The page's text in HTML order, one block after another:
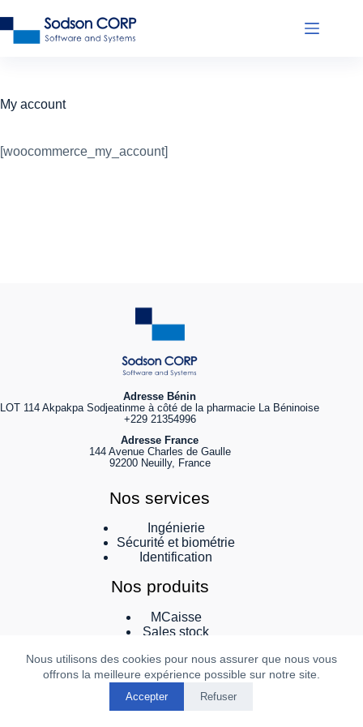
Nous utilisons des cookies pour nous assurer que nous vous
offrons la meilleure expérience possible sur notre site.
Accepter Refuser
My account
[woocommerce_my_account]
Adresse Bénin
LOT 114 Akpakpa Sodjeatinme à côté de la pharmacie La Béninoise
+229 21354996
Adresse France
144 Avenue Charles de Gaulle
92200 Neuilly, France
Nos services
Ingénierie
Sécurité et biométrie
Identification
Nos produits
MCaisse
Sales stock
Contactez nous
info@sodsoncorp.com